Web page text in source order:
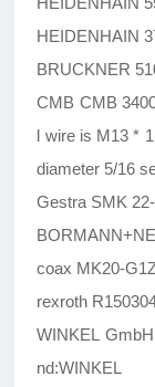
HEIDENHAIN
BRUCKNER
CMB CMB
l wire is M13 *
diameter 5/16
Gestra SMK
coax MK20-
rexroth
WINKEL
nd:WINKEL